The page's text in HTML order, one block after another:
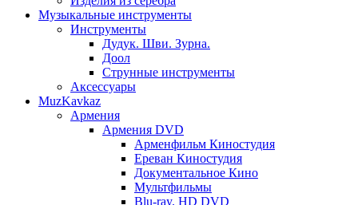
Музыкальные инструменты
Инструменты
Дудук. Шви. Зурна.
Доол
Струнные инструменты
Аксессуары
MuzKavkaz
Армения
Армения DVD
Арменфильм Киностудия
Ереван Киностудия
Документальное Кино
Мультфильмы
Blu-ray. HD DVD